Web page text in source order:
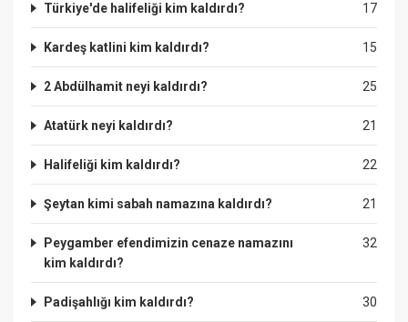
17
Türkiye'de halifeliği kim kaldırdı?
15
Kardeş katlini kim kaldırdı?
25
2 Abdülhamit neyi kaldırdı?
21
Atatürk neyi kaldırdı?
22
Halifeliği kim kaldırdı?
21
Şeytan kimi sabah namazına kaldırdı?
32
Peygamber efendimizin cenaze namazını
kim kaldırdı?
30
Padişahlığı kim kaldırdı?